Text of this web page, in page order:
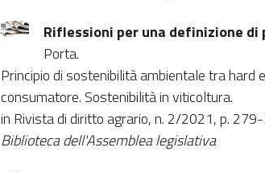
Riflessioni per una definizione
Porta.
Principio di sostenibilità ambientale tra hard
consumatore. Sostenibilità in viticoltura.
in Rivista di diritto agrario, n. 2/2021, p.
Biblioteca dell'Assemblea legislativa